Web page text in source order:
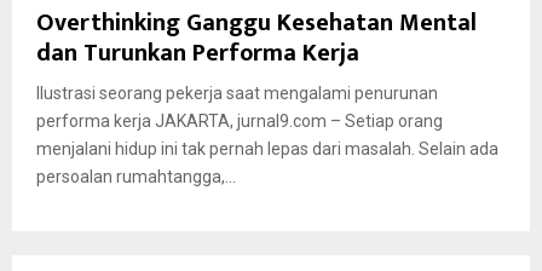
Overthinking Ganggu Kesehatan Mental
dan Turunkan Performa Kerja
Ilustrasi seorang pekerja saat mengalami penurunan
performa kerja JAKARTA, jurnal9.com – Setiap orang
menjalani hidup ini tak pernah lepas dari masalah. Selain ada
persoalan rumahtangga,...